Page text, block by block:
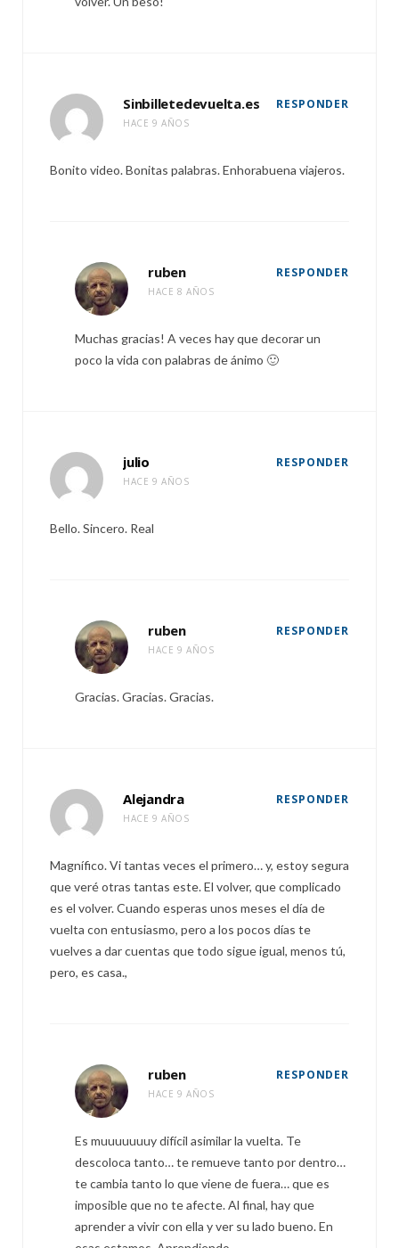
Sinbilletedevuelta.es
HACE 9 AÑOS
RESPONDER
Bonito video. Bonitas palabras. Enhorabuena viajeros.
ruben
HACE 8 AÑOS
RESPONDER
Muchas gracias! A veces hay que decorar un
poco la vida con palabras de ánimo 🙂
julio
HACE 9 AÑOS
RESPONDER
Bello. Sincero. Real
ruben
HACE 9 AÑOS
RESPONDER
Gracias. Gracias. Gracias.
Alejandra
HACE 9 AÑOS
RESPONDER
Magnífico. Vi tantas veces el primero… y, estoy segura
que veré otras tantas este. El volver, que complicado
es el volver. Cuando esperas unos meses el día de
vuelta con entusiasmo, pero a los pocos días te
vuelves a dar cuentas que todo sigue igual, menos tú,
pero, es casa.,
ruben
HACE 9 AÑOS
RESPONDER
Es muuuuuuuy difícil asimilar la vuelta. Te
descoloca tanto… te remueve tanto por dentro…
te cambia tanto lo que viene de fuera… que es
imposible que no te afecte. Al final, hay que
aprender a vivir con ella y ver su lado bueno. En